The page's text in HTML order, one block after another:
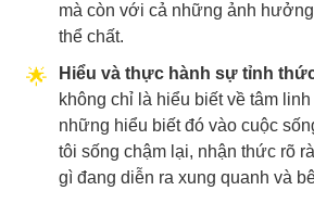
mà còn với cả những ảnh
thể chất.
Hiểu và thực hành sự tỉnh
không chỉ là hiểu biết về tâm
những hiểu biết đó vào cuộc
tôi sống chậm lại, nhận thức rõ
gì đang diễn ra xung quanh và